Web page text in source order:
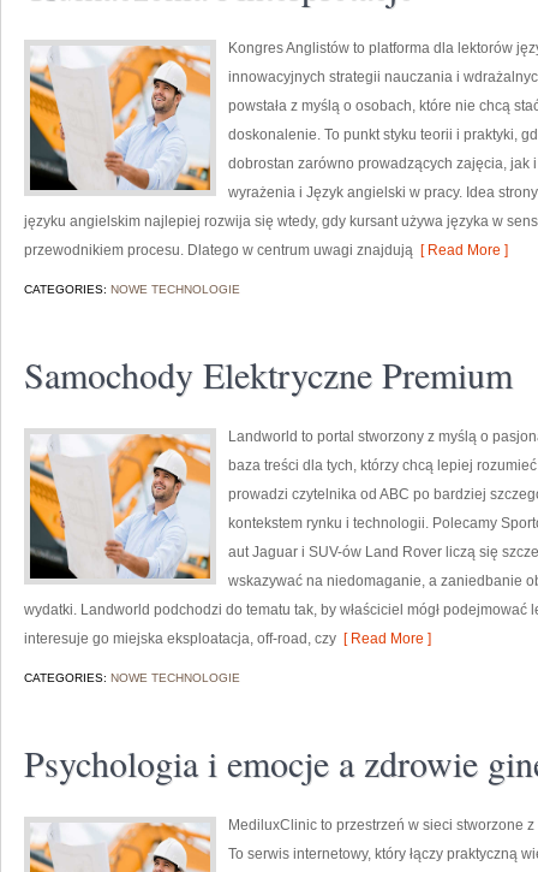
Kongres Anglistów to platforma dla lektorów
innowacyjnych strategii nauczania i
powstała z myślą o osobach, które nie chcą
doskonalenie. To punkt styku teorii i praktyki,
dobrostan zarówno prowadzących zajęcia, jak
wyrażenia i Język angielski w pracy. Idea
języku angielskim najlepiej rozwija się wtedy, gdy kursant używa języka w
przewodnikiem procesu. Dlatego w centrum uwagi znajdują [ Read More ]
CATEGORIES: NOWE TECHNOLOGIE
Samochody Elektryczne Premium
Landworld to portal stworzony z myślą o
baza treści dla tych, którzy chcą lepiej
prowadzi czytelnika od ABC po bardziej
kontekstem rynku i technologii. Polecamy
aut Jaguar i SUV-ów Land Rover liczą się
wskazywać na niedomaganie, a zaniedbanie
wydatki. Landworld podchodzi do tematu tak, by właściciel mógł
interesuje go miejska eksploatacja, off-road, czy [ Read More ]
CATEGORIES: NOWE TECHNOLOGIE
Psychologia i emocje a zdrowie
MediluxClinic to przestrzeń w sieci stworzone
To serwis internetowy, który łączy praktyczną